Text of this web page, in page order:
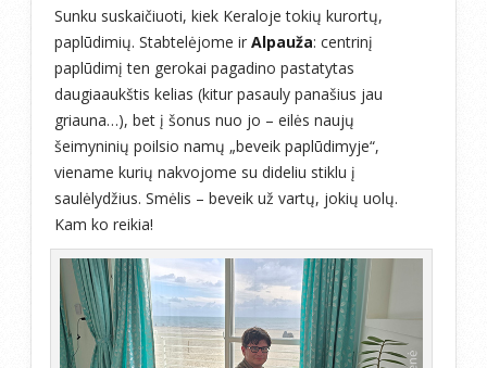
Sunku suskaičiuoti, kiek Keraloje tokių kurortų,
paplūdimių. Stabtelėjome ir Alpauža: centrinį
paplūdimį ten gerokai pagadino pastatytas
daugiaaukštis kelias (kitur pasauly panašius jau
griauna…), bet į šonus nuo jo – eilės naujų
šeimyninių poilsio namų „beveik paplūdimyje“,
viename kurių nakvojome su dideliu stiklu į
saulėlydžius. Smėlis – beveik už vartų, jokių uolų.
Kam ko reikia!